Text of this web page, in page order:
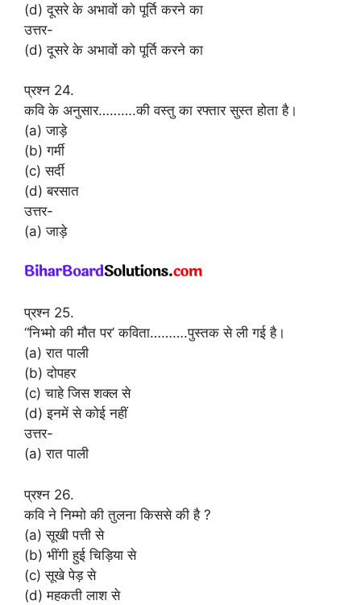
(d) दूसरे के अभावों को पूर्ति करने का
उत्तर-
(d) दूसरे के अभावों को पूर्ति करने का
प्रश्न 24.
कवि के अनुसार……….की वस्तु का रफ्तार सुस्त होता है।
(a) जाड़े
(b) गर्मी
(c) सर्दी
(d) बरसात
उत्तर-
(a) जाड़े
प्रश्न 25.
“निभ्मो की मौत पर’ कविता……….पुस्तक से ली गई है।
(a) रात पाली
(b) दोपहर
(c) चाहे जिस शक्ल से
(d) इनमें से कोई नहीं
उत्तर-
(a) रात पाली
प्रश्न 26.
कवि ने निम्मो की तुलना किससे की है ?
(a) सूखी पत्ती से
(b) भींगी हुई चिड़िया से
(c) सूखे पेड़ से
(d) महकती लाश से